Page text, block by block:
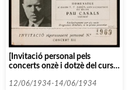
[Invitació personal pels
concerts onzè i dotzè del curs
Simfonica de Madrid]
12/06/1934-14/06/1934